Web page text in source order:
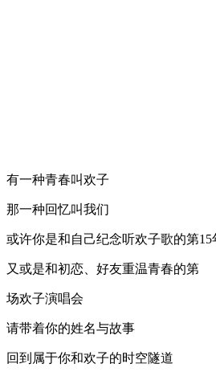
有一种青春叫欢子
那一种回忆叫我们
或许你是和自己纪念听欢子歌的第15
又或是和初恋、好友重温青春的第
场欢子演唱会
请带着你的姓名与故事
回到属于你和欢子的时空隧道